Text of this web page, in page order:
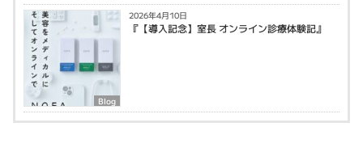
Blog
2026年4月10日
『【導入記念】室長 オンライン診療体験記』